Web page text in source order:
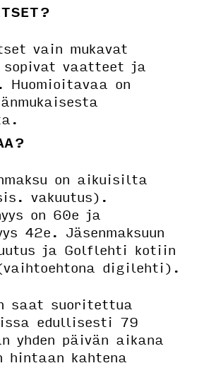
vain mukavat
sopivat vaatteet ja
Huomioitavaa on
on aikuisilta
vakuutus).
on 60e ja
42e. Jäsenmaksuun
ja Golflehti kotiin
digilehti).
saat suoritettua
edullisesti 79
yhden päivän aikana
kahtena